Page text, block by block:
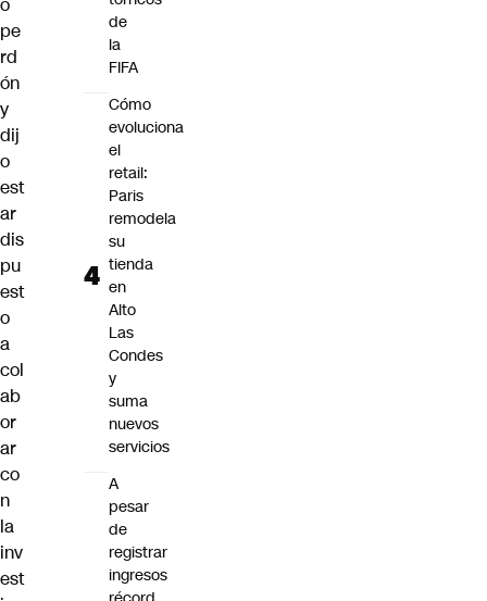
pe
rd
ón
y
dij
o
est
ar
dis
pu
est
o
a
col
ab
or
ar
co
n
la
inv
est
de
la
FIFA
Cómo
evoluciona
el
retail:
Paris
remodela
su
tienda
en
Alto
Las
Condes
y
suma
nuevos
servicios
A
pesar
de
registrar
ingresos